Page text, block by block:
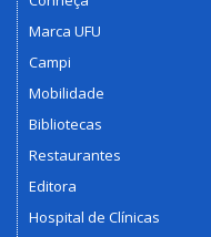
Marca UFU
Campi
Mobilidade
Bibliotecas
Restaurantes
Editora
Hospital de Clínicas